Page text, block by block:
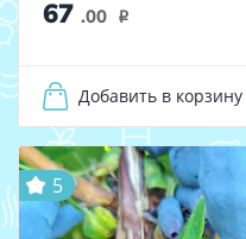
67 .00 i
Добавить в корзину
5